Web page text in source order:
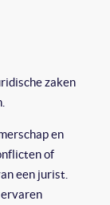
zaken
en
of
een jurist.